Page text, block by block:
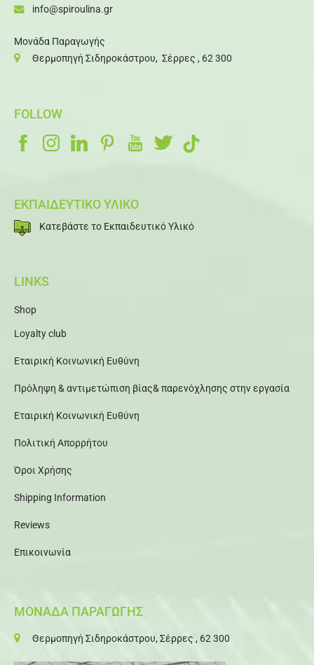
info@spiroulina.gr
Μονάδα Παραγωγής
Θερμοπηγή Σιδηροκάστρου, Σέρρες , 62 300
FOLLOW
ΕΚΠΑΙΔΕΥΤΙΚΟ ΥΛΙΚΟ
Κατεβάστε το Εκπαιδευτικό Υλικό
LINKS
Shop
Loyalty club
Εταιρική Κοινωνική Ευθύνη
Πρόληψη & αντιμετώπιση βίας& παρενόχλησης στην εργασία
Εταιρική Κοινωνική Ευθύνη
Πολιτική Απορρήτου
Όροι Χρήσης
Shipping Information
Reviews
Επικοινωνία
ΜΟΝΑΔΑ ΠΑΡΑΓΩΓΗΣ
Θερμοπηγή Σιδηροκάστρου, Σέρρες , 62 300